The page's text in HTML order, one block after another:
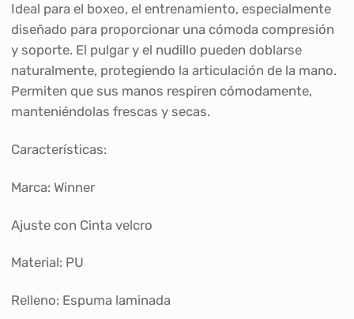
Ideal para el boxeo, el entrenamiento, especialmente
diseñado para proporcionar una cómoda compresión
y soporte. El pulgar y el nudillo pueden doblarse
naturalmente, protegiendo la articulación de la mano.
Permiten que sus manos respiren cómodamente,
manteniéndolas frescas y secas.
Características:
Marca: Winner
Ajuste con Cinta velcro
Material: PU
Relleno: Espuma laminada